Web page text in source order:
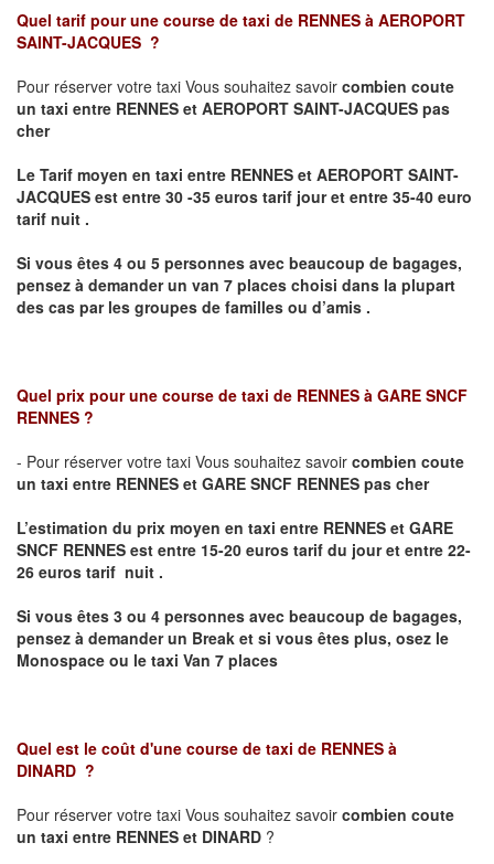
Quel tarif pour une course de taxi de RENNES à AEROPORT
SAINT-JACQUES ?
Pour réserver votre taxi Vous souhaitez savoir combien coute
un taxi entre RENNES et AEROPORT SAINT-JACQUES pas
cher
Le Tarif moyen en taxi entre RENNES et AEROPORT SAINT-
JACQUES est entre 30 -35 euros tarif jour et entre 35-40 euro
tarif nuit .
Si vous êtes 4 ou 5 personnes avec beaucoup de bagages,
pensez à demander un van 7 places choisi dans la plupart
des cas par les groupes de familles ou d’amis .
Quel prix pour une course de taxi de RENNES à GARE SNCF
RENNES ?
- Pour réserver votre taxi Vous souhaitez savoir combien coute
un taxi entre RENNES et GARE SNCF RENNES pas cher
L’estimation du prix moyen en taxi entre RENNES et GARE
SNCF RENNES est entre 15-20 euros tarif du jour et entre 22-
26 euros tarif nuit .
Si vous êtes 3 ou 4 personnes avec beaucoup de bagages,
pensez à demander un Break et si vous êtes plus, osez le
Monospace ou le taxi Van 7 places
Quel est le coût d'une course de taxi de RENNES à
DINARD ?
Pour réserver votre taxi Vous souhaitez savoir combien coute
un taxi entre RENNES et DINARD ?